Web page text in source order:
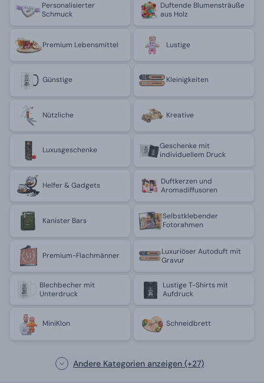
Personalisierter
Schmuck
Duftende Blumensträuße
aus Holz
Premium Lebensmittel Lustige
Günstige Kleinigkeiten
Nützliche Kreative
Luxusgeschenke
Geschenke mit
individuellem Druck
Helfer & Gadgets
Duftkerzen und
Aromadiffusoren
Kanister Bars
Selbstklebender
Fotorahmen
Premium-Flachmänner
Luxuriöser Autoduft mit
Gravur
Blechbecher mit
Unterdruck
Lustige T-Shirts mit
Aufdruck
MiniKlon Schneidbrett
Andere Kategorien anzeigen (+27)